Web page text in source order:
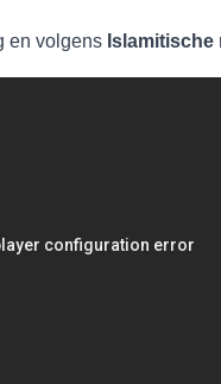
en volgens Islamitische